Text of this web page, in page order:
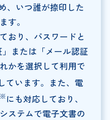
、いつ誰が捺印した
す。
おり、パスワードと
または「メール認証
かを選択して利用で
ています。また、電
にも対応しており、
ステムで電子文書の